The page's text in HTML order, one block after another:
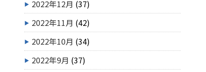
2022年12月 (37)
2022年11月 (42)
2022年10月 (34)
2022年9月 (37)